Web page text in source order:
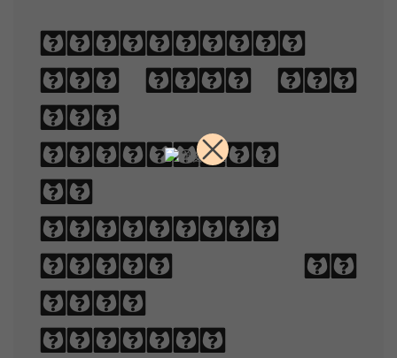
Typography
is the art
and
technique
of
arranging
type to
make
written